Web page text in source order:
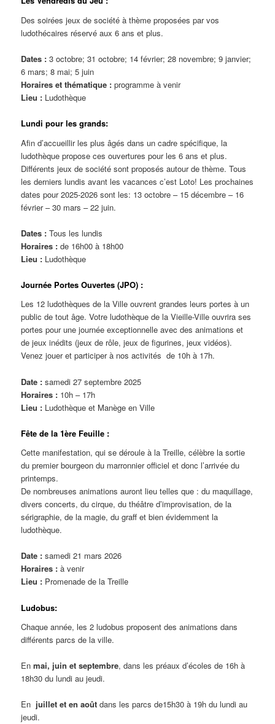
Des soirées jeux de société à thème proposées par vos
ludothécaires réservé aux 6 ans et plus.
Dates : 3 octobre; 31 octobre; 14 février; 28 novembre; 9 janvier;
6 mars; 8 mai; 5 juin
Horaires et thématique : programme à venir
Lieu : Ludothèque
Lundi pour les grands:
Afin d’accueillir les plus âgés dans un cadre spécifique, la
ludothèque propose ces ouvertures pour les 6 ans et plus.
Différents jeux de société sont proposés autour de thème. Tous
les derniers lundis avant les vacances c’est Loto! Les prochaines
dates pour 2025-2026 sont les: 13 octobre – 15 décembre – 16
février – 30 mars – 22 juin.
Dates : Tous les lundis
Horaires : de 16h00 à 18h00
Lieu : Ludothèque
Journée Portes Ouvertes (JPO) :
Les 12 ludothèques de la Ville ouvrent grandes leurs portes à un
public de tout âge. Votre ludothèque de la Vieille-Ville ouvrira ses
portes pour une journée exceptionnelle avec des animations et
de jeux inédits (jeux de rôle, jeux de figurines, jeux vidéos).
Venez jouer et participer à nos activités de 10h à 17h.
Date : samedi 27 septembre 2025
Horaires : 10h – 17h
Lieu : Ludothèque et Manège en Ville
Fête de la 1ère Feuille :
Cette manifestation, qui se déroule à la Treille, célèbre la sortie
du premier bourgeon du marronnier officiel et donc l’arrivée du
printemps.
De nombreuses animations auront lieu telles que : du maquillage,
divers concerts, du cirque, du théâtre d’improvisation, de la
sérigraphie, de la magie, du graff et bien évidemment la
ludothèque.
Date : samedi 21 mars 2026
Horaires : à venir
Lieu : Promenade de la Treille
Ludobus:
Chaque année, les 2 ludobus proposent des animations dans
différents parcs de la ville.
En mai, juin et septembre, dans les préaux d’écoles de 16h à
18h30 du lundi au jeudi.
En juillet et en aoûtdans les parcs de15h30 à 19h du lundi au
jeudi.